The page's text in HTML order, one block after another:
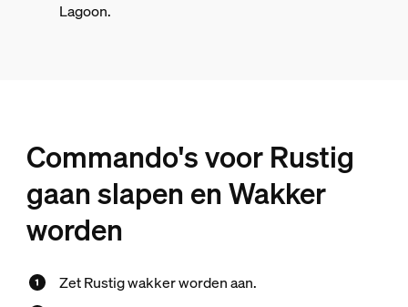
Lagoon.
Commando's voor Rustig
gaan slapen en Wakker
worden
Zet Rustig wakker worden aan.